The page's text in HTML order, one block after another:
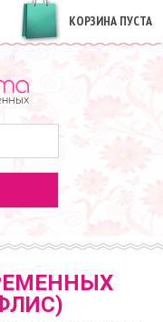
КОРЗИНА ПУСТА